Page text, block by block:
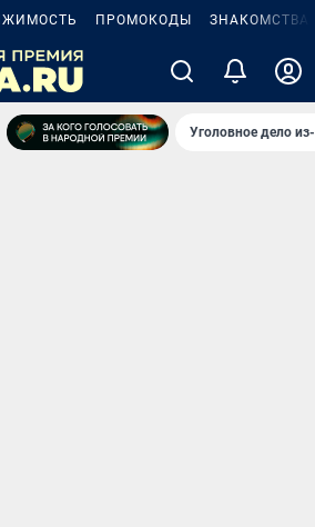
ПРОМОКОДЫ ЗНАКОМСТВА
Уголовное дело